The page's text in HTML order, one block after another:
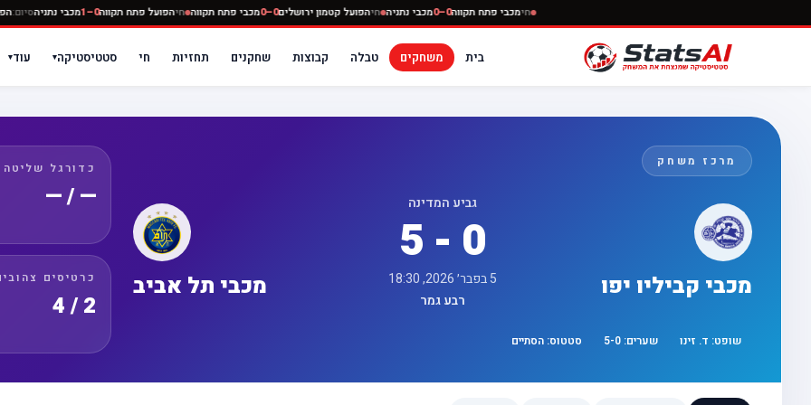
חימכבי פתח תקווה0–0 מכבי נתניה חיהפועל קטמון ירושלים0–0 מכבי פתח תקווה חיהפועל פתח תקווה0–1 מכבי
בית משחקים טבלה קבוצות שחקנים תחזיות חי סטטיסטיקה▾ עוד▾
מרכז משחק
מכבי קביליו יפו
גביע המדינה
5 - 0
5 בפבר׳ 2026, 18:30
רבע גמר
מכבי תל אביב
שופט: ד. זינו שערים: 5-0 סטטוס: הסתיים
כדורגל שליטה
— / —
כרטיסים
2 / 4